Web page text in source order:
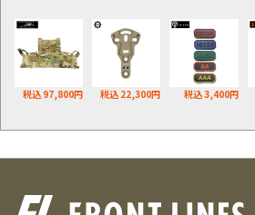
税込 97,800円 税込 22,300円 税込 3,400円